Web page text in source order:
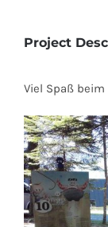
Project
Viel Spaß